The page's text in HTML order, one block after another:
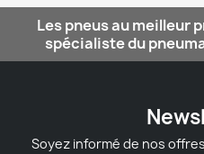
Les pneus au meilleur
spécialiste du
Soyez informé de nos